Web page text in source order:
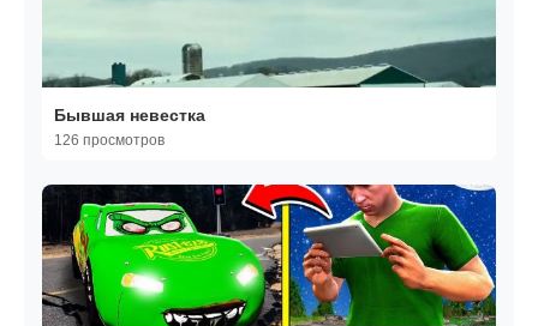
Бывшая невестка
126 просмотров